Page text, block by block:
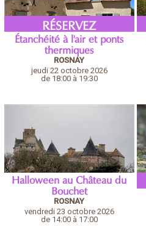
RÉSERVEZ
Étanchéité à l'air et ponts
thermiques
ROSNAY
jeudi 22 octobre 2026
de 18:00 à 19:30
Halloween au Château du
Bouchet
ROSNAY
vendredi 23 octobre 2026
de 14:00 à 17:00